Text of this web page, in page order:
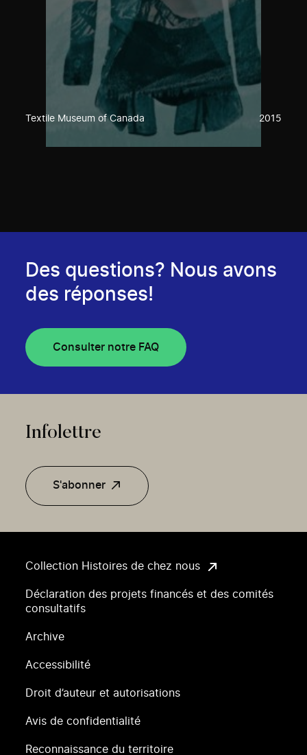
Textile Museum of Canada 2015
Collection Histoires de chez nous
Déclaration des projets financés et des comités
consultatifs
Archive
Accessibilité
Droit d’auteur et autorisations
Avis de confidentialité
Reconnaissance du territoire
Des questions? Nous avons
des réponses!
Consulter notre FAQ
Infolettre
S'abonner